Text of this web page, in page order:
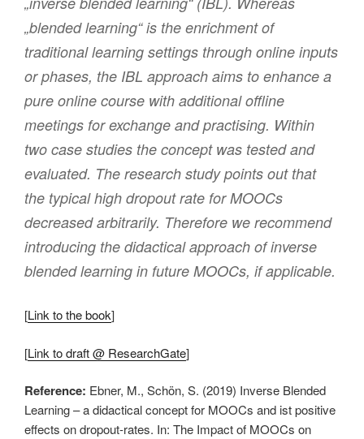
„blended learning“ is the enrichment of
traditional learning settings through online inputs
or phases, the IBL approach aims to enhance a
pure online course with additional offline
meetings for exchange and practising. Within
two case studies the concept was tested and
evaluated. The research study points out that
the typical high dropout rate for MOOCs
decreased arbitrarily. Therefore we recommend
introducing the didactical approach of inverse
blended learning in future MOOCs, if applicable.
[Link to the book]
[Link to draft @ ResearchGate]
Reference: Ebner, M., Schön, S. (2019) Inverse Blended
Learning – a didactical concept for MOOCs and ist positive
effects on dropout-rates. In: The Impact of MOOCs on